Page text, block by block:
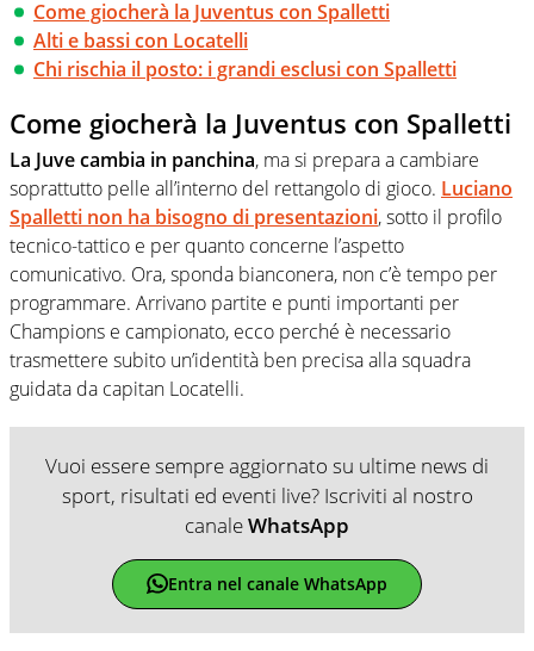
Come giocherà la Juventus con Spalletti
Alti e bassi con Locatelli
Chi rischia il posto: i grandi esclusi con Spalletti
Come giocherà la Juventus con Spalletti
La Juve cambia in panchina, ma si prepara a cambiare
soprattutto pelle all’interno del rettangolo di gioco. Luciano
Spalletti non ha bisogno di presentazioni, sotto il profilo
tecnico-tattico e per quanto concerne l’aspetto
comunicativo. Ora, sponda bianconera, non c’è tempo per
programmare. Arrivano partite e punti importanti per
Champions e campionato, ecco perché è necessario
trasmettere subito un’identità ben precisa alla squadra
guidata da capitan Locatelli.
Vuoi essere sempre aggiornato su ultime news di
sport, risultati ed eventi live? Iscriviti al nostro
canaleWhatsApp
Entra nel canale WhatsApp